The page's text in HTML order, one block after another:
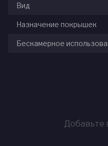
Вид
Назначение покрышек
Бескамерное
Добавьте